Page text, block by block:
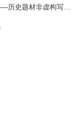
材非虚构写作多人谈